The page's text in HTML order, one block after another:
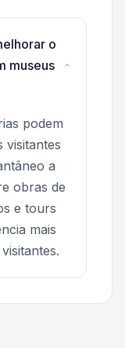
o
museus
podem
visitantes
a
obras de
e tours
mais